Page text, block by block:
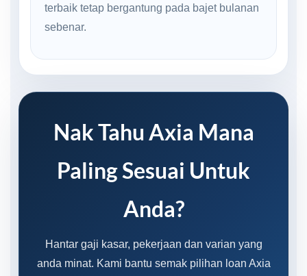
terbaik tetap bergantung pada bajet bulanan
sebenar.
Nak Tahu Axia Mana
Paling Sesuai Untuk
Anda?
Hantar gaji kasar, pekerjaan dan varian yang
anda minat. Kami bantu semak pilihan loan Axia